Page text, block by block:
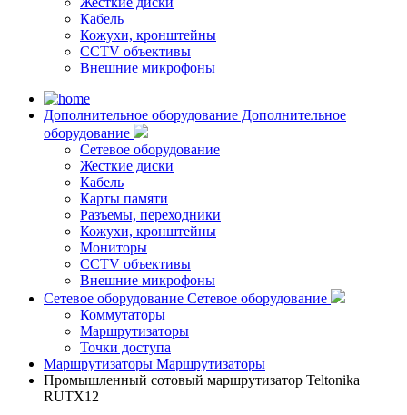
Кабель
Кожухи, кронштейны
CCTV объективы
Внешние микрофоны
Дополнительное оборудование Дополнительное
оборудование
Сетевое оборудование
Жесткие диски
Кабель
Карты памяти
Разъемы, переходники
Кожухи, кронштейны
Мониторы
CCTV объективы
Внешние микрофоны
Сетевое оборудование Сетевое оборудование
Коммутаторы
Маршрутизаторы
Точки доступа
Маршрутизаторы Маршрутизаторы
Промышленный сотовый маршрутизатор Teltonika
RUTX12